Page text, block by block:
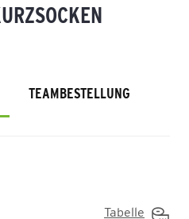
TEAMBESTELLUNG
Tabelle